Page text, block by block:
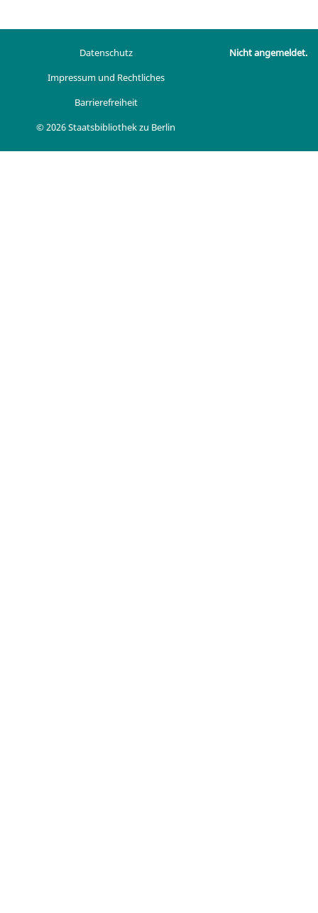
Datenschutz
Impressum und Rechtliches
Barrierefreiheit
© 2026 Staatsbibliothek zu Berlin
Nicht angemeldet.